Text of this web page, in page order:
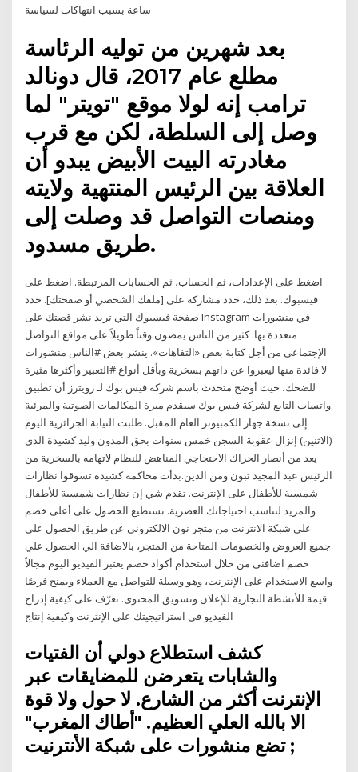
ساعة بسبب انتهاكات لسياسة
بعد شهرين من توليه الرئاسة
مطلع عام 2017، قال دونالد
ترامب إنه لولا موقع "تويتر" لما
وصل إلى السلطة، لكن مع قرب
مغادرته البيت الأبيض يبدو أن
العلاقة بين الرئيس المنتهية ولايته
ومنصات التواصل قد وصلت إلى
طريق مسدود.
اضغط على الإعدادات، ثم الحساب، ثم الحسابات المرتبطة. اضغط على
فيسبوك. بعد ذلك، حدد مشاركة على [ملفك الشخصي أو صفحتك]. حدد
صفحة فيسبوك التي تريد نشر قصتك على Instagram في منشورات
متعددة بها. كثير من الناس يمضون وقتاً طويلاً على مواقع التواصل
الإجتماعي من أجل كتابة بعض «التفاهات». ينشر بعض #الناس منشورات
لا فائدة منها ليعبروا عن ذاتهم بسخرية وبأقل أنواع #التعبير وأكثرها مثيرة
للضحك، حيث أوضح متحدث باسم شركة فيس بوك لـ رويترز أن تطبيق
واتساب التابع لشركة فيس بوك سيقدم ميزة المكالمات الصوتية والمرئية
إلى نسخة جهاز الكمبيوتر العام المقبل. طلبت النيابة الجزائرية اليوم
(الاثنين) إنزال عقوبة السجن خمس سنوات بحق المدون وليد كشيدة الذي
يعد من أنصار الحراك الاحتجاجي المناهض للنظام لاتهامه بالسخرية من
الرئيس عبد المجيد تبون ومن الدين.بدأت محاكمة كشيدة تسوقوا نظارات
شمسية للأطفال على الإنترنت. تقدم شي إن نظارات شمسية للأطفال
والمزيد لتناسب احتياجاتك العصرية. تستطيع الحصول على أعلى خصم
على شبكة الانترنت من متجر نون الالكترونى عن طريق الحصول على
جميع العروض والخصومات المتاحة من المتجر، بالاضافة الي الحصول علي
خصم اضافنى من خلال استخدام أكواد خصم يعتبر الفيديو اليوم مجالاً
واسع الاستخدام على الإنترنت، وهو وسيلة للتواصل مع العملاء ويمنح فرصًا
قيمة للأنشطة التجارية للإعلان وتسويق المحتوى. تعرّف على كيفية إدراج
الفيديو في استراتيجيتك على الإنترنت وكيفية إنتاج
كشف استطلاع دولي أن الفتيات
والشابات يتعرضن للمضايقات عبر
الإنترنت أكثر من الشارع. لا حول ولا قوة
الا بالله العلي العظيم. "أطاك المغرب"
تضع منشورات على شبكة الأنترنيت ;